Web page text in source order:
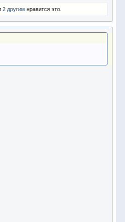
2 другим нравится это.